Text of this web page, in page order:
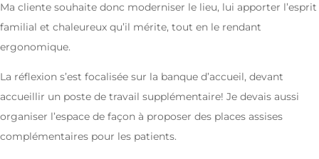
Ma cliente souhaite donc moderniser le lieu, lui apporter l’esprit
familial et chaleureux qu’il mérite, tout en le rendant
ergonomique.
La réflexion s’est focalisée sur la banque d’accueil, devant
accueillir un poste de travail supplémentaire! Je devais aussi
organiser l’espace de façon à proposer des places assises
complémentaires pour les patients.